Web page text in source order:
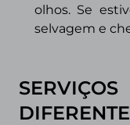
olhos. Se
selvagem e